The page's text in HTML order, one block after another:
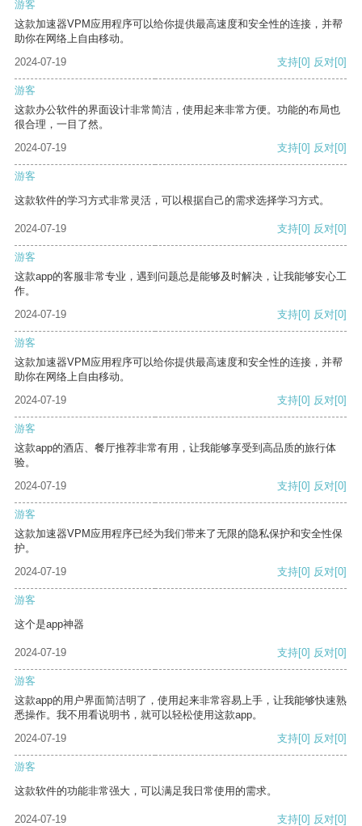
游客
这款加速器VPM应用程序可以给你提供最高速度和安全性的连接，并帮
助你在网络上自由移动。
2024-07-19
支持[0] 反对[0]
游客
这款办公软件的界面设计非常简洁，使用起来非常方便。功能的布局也
很合理，一目了然。
2024-07-19
支持[0] 反对[0]
游客
这款软件的学习方式非常灵活，可以根据自己的需求选择学习方式。
2024-07-19 支持[0] 反对[0]
游客
这款app的客服非常专业，遇到问题总是能够及时解决，让我能够安心工
作。
2024-07-19
支持[0] 反对[0]
游客
这款加速器VPM应用程序可以给你提供最高速度和安全性的连接，并帮
助你在网络上自由移动。
2024-07-19
支持[0] 反对[0]
游客
这款app的酒店、餐厅推荐非常有用，让我能够享受到高品质的旅行体
验。
2024-07-19
支持[0] 反对[0]
游客
这款加速器VPM应用程序已经为我们带来了无限的隐私保护和安全性保
护。
2024-07-19
支持[0] 反对[0]
游客
这个是app神器
2024-07-19 支持[0] 反对[0]
游客
这款app的用户界面简洁明了，使用起来非常容易上手，让我能够快速熟
悉操作。我不用看说明书，就可以轻松使用这款app。
2024-07-19
支持[0] 反对[0]
游客
这款软件的功能非常强大，可以满足我日常使用的需求。
2024-07-19 支持[0] 反对[0]